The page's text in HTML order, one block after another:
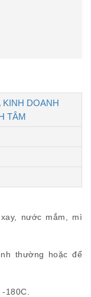
DOANH
TÂM
nước mắm, mì
thường hoặc để
180C.